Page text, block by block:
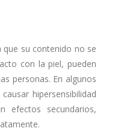
que su contenido no se
con la piel, pueden
personas. En algunos
hipersensibilidad
efectos secundarios,